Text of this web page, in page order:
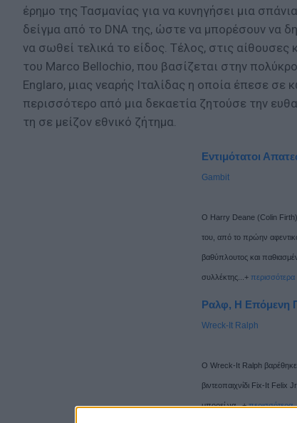
έρημο της Τασμανίας για να κυνηγήσει μια
δείγμα από το DNA της, ώστε να μπορέσουν να
να σωθεί τελικά το είδος. Τέλος, στις αίθουσες
του Marco Bellochio, που βασίζεται στην
Englaro, μιας νεαρής Ιταλίδας η οποία έπεσε σε
περισσότερο από μια δεκαετία ζητούσε την
τη σε μείζον εθνικό ζήτημα.
Εντιμότατοι
Gambit
Ο Harry Deane (Colin Firth)
του, από το πρώην
βαθύπλουτος και
συλλέκτης...+ περισσότερα
Ραλφ, Η Επόμενη
Wreck-It Ralph
Ο Wreck-It Ralph βαρέθηκε
βιντεοπαιχνίδι Fix-It Felix
μπορεί να...+περισσότερα